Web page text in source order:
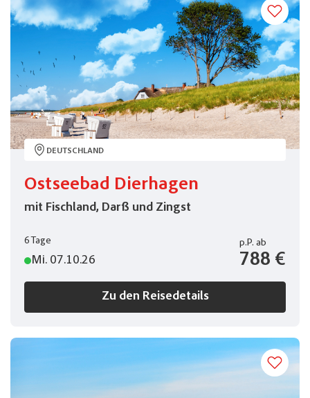
Winter 2026/27 (0)
Belgien (0)
Deutschland (3)
Frankreich (1)
Italien
Tschechien
DEUTSCHLAND
Ostseebad Dierhagen
mit Fischland, Darß und Zingst
6 Tage
Mi. 07.10.26
p.P. ab
788 €
Zu den Reisedetails